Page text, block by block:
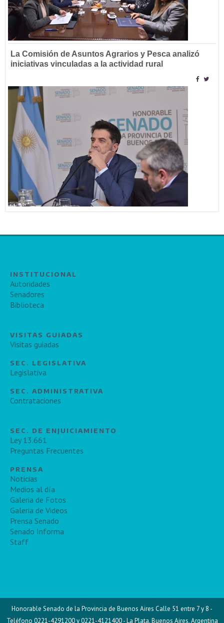
La Comisión de Asuntos Agrarios y Pesca analizó
iniciativas vinculadas a la actividad rural
Honorable Senado de la Provincia de Buenos Aires Calle 51 entre 7 y 8 -
Teléfono 0221-4291200 y 0221-4121400 - La Plata, Buenos Aires, Argentina
INSTITUCIONAL
Autoridades
Senadores
Biblioteca
VISITAS GUIADAS
Visitas guiadas
SEC. LEGISLATIVA
Legislativa
SEC. ADMINISTRATIVA
Contrataciones
SEC. DE ENJUICIAMIENTO
Ley 13.661
Preguntas Frecuentes
PRENSA
Noticias
Medios al día
Galeria de Fotos
Galeria de Videos
Prensa Senado
Senado Informa
Staff